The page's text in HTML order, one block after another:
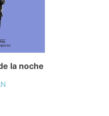
la noche